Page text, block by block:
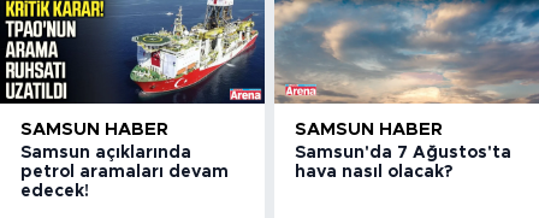
SAMSUN HABER
Samsun açıklarında
petrol aramaları devam
edecek!
SAMSUN HABER
Samsun'da 7 Ağustos'ta
hava nasıl olacak?